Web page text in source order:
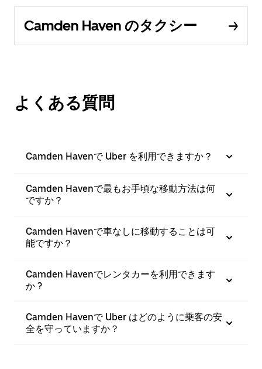
Camden Haven のタクシー
よくある質問
Camden Havenで Uber を利用できますか？
Camden Havenで最もお手頃な移動方法は何
ですか？
Camden Havenで車なしに移動することは可
能ですか？
Camden Havenでレンタカーを利用できます
か ?
Camden Havenで Uber はどのように乗客の安
全を守っていますか？